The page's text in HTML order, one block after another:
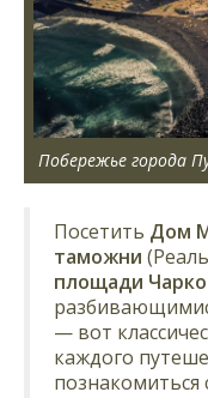
Побережье города
Посетить Дом
таможни
площади Чарко
— вот
каждого
познакомиться